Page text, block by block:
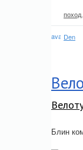
поход
Den
Блин